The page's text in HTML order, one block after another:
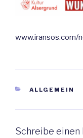
www.iransos.com/
KATEGORIEN
ALLGEMEIN
Schreibe einen